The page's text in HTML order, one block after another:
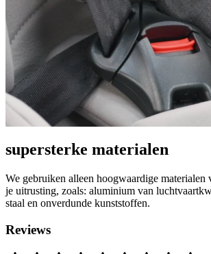
supersterke materialen
We gebruiken alleen hoogwaardige materialen
je uitrusting, zoals: aluminium van
staal en onverdunde kunststoffen.
Reviews